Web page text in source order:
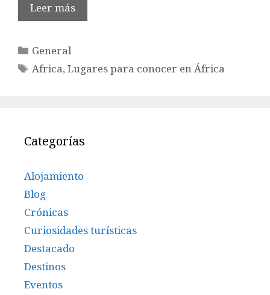
Leer más
Categorías
General
Etiquetas
Africa,Lugares para conocer en África
Categorías
Alojamiento
Blog
Crónicas
Curiosidades turísticas
Destacado
Destinos
Eventos